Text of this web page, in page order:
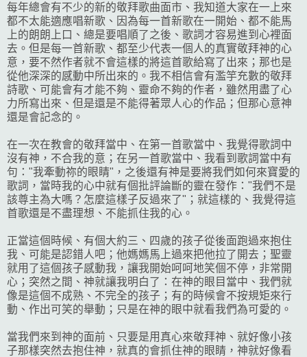
每年總會有不少的新的敬拜歌曲面市、我知道大家在一上來
都不太能適應唱新歌、因為每一首新歌在一開始、都不能馬
上的朗朗上口、總是要唱順了之後、歌詞才容易進到心裡面
去。但是每一首新歌、都至少代表一個人的真實敬拜神的心
意，要不然作者就不會這樣的將這首歌給寫了出來；那也是
從他深深的感動中所出來的。我不相信會有濫竽充數的敬拜
詩歌、可能會有才能不夠、靈命不夠的作者，雖然用盡了心
力所寫出來、但是還是不能得著眾人心的作品；但那心意神
還是會記念的。
在一次在教會的敬拜當中、在第一首歌當中、我覺得歌詞中
沒有神，不合我的意；在另一首歌當中、我看到歌詞當中有
句："我牽動祢的眼睛"，之後還有神是要將我們如何來寶愛的
歌詞，當時我的心中就有個批評論斷的靈在發作："我們不是
該尊主為大嗎？怎麼這樣子反過來了"；就這樣的、我覺得這
首歌還是不盡理想、不能抓住我的心。
正當這個時候、有個大約三、四歲的孩子從後面跑過來抱住
我、可能是認錯人吧；他媽媽馬上過來把他拉了開去；聖靈
就用了這個孩子感動我，讓我開始呵呵地笑個不停，非常開
心；突然之間、神就讓我明白了：在神的眼目當中、我們就
像是這個不成熟、不完全的孩子；有的時候會不按規矩來行
動、作出可笑的舉動；只是在神的眼中就看我們為可愛的。
當我們來到神的面前、只要是用真心來敬拜神、就好像小孩
子那樣突然去抱住神，就真的會抓住神的眼睛，神就好像看